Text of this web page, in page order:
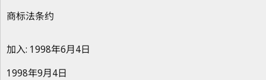
商标法条约
加入: 1998年6月4日
1998年9月4日